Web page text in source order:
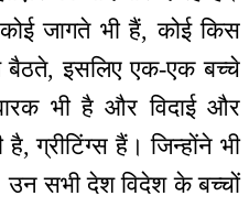
जागते भी हैं, कोई किस
इसलिए एक-एक बच्चे
भी है और विदाई और
ग्रीटिंग्स हैं। जिन्होंने भी
उन सभी देश विदेश के बच्चों